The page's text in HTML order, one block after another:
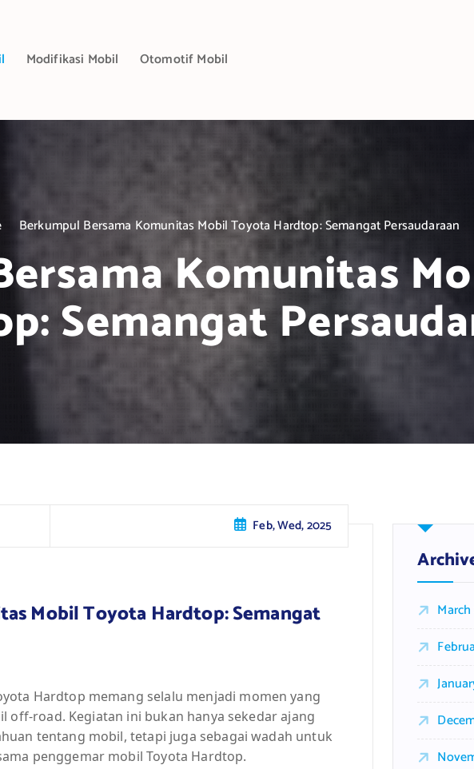
Modifikasi Mobil Otomotif Mobil
Berkumpul Bersama Komunitas Mobil Toyota Hardtop: Semangat Persaudaraan
Komunitas
Semangat
Feb, Wed, 2025
Mobil Toyota Hardtop: Semangat
Hardtop memang selalu menjadi momen yang
road. Kegiatan ini bukan hanya sekedar ajang
tentang mobil, tetapi juga sebagai wadah untuk
penggemar mobil Toyota Hardtop.